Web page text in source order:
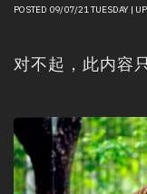
POSTED 09/07/21 TUESDAY |
对不起，此内容